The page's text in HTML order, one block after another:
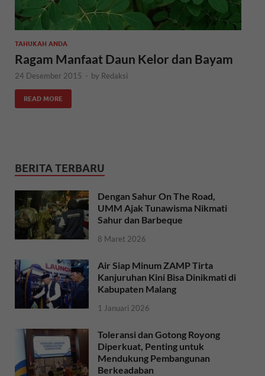
TAHUKAH ANDA
Ragam Manfaat Daun Kelor dan Bayam
24 Desember 2015 - by Redaksi
READ MORE
BERITA TERBARU
Dengan Sahur On The Road,
UMM Ajak Tunawisma Nikmati
Sahur dan Barbeque
8 Maret 2026
Air Siap Minum ZAMP Tirta
Kanjuruhan Kini Bisa Dinikmati di
Kabupaten Malang
1 Januari 2026
Toleransi dan Gotong Royong
Diperkuat, Penting untuk
Mendukung Pembangunan
Berkeadaban